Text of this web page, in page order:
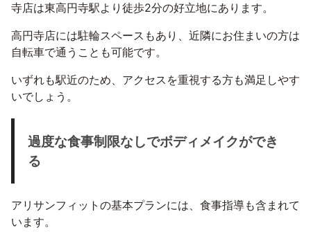
寺店は東高円寺駅より徒歩2分の好立地にあります。
高円寺店には駐輪スペースもあり、近隣にお住まいの方は
自転車で通うことも可能です。
いずれも駅近のため、アクセスを重視する方も満足しやす
いでしょう。
過度な食事制限なしでボディメイクができ
る
アリサンフィットの基本プランには、食事指導も含まれて
います。